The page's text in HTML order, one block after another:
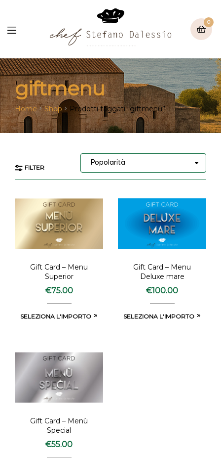
0
giftmenu
Home Shop Prodotti taggati “giftmenu”
FILTER
Gift Card – Menu
Superior
€75.00
SELEZIONA L'IMPORTO
Gift Card – Menu
Deluxe mare
€100.00
SELEZIONA L'IMPORTO
Gift Card – Menù
Special
€55.00